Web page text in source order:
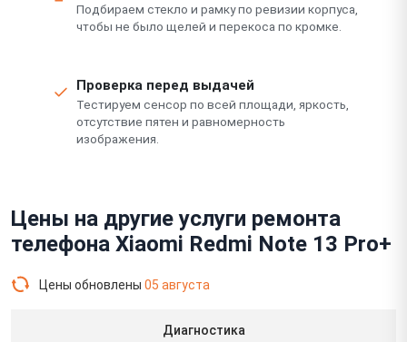
Подбираем стекло и рамку по ревизии корпуса,
чтобы не было щелей и перекоса по кромке.
Проверка перед выдачей
Тестируем сенсор по всей площади, яркость,
отсутствие пятен и равномерность
изображения.
Цены на другие услуги ремонта
телефона Xiaomi Redmi Note 13 Pro+
Цены обновлены 05 августа
Диагностика